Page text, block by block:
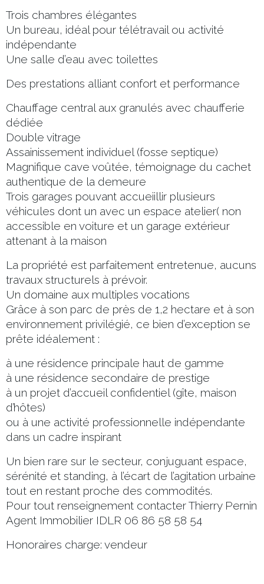
Trois chambres élégantes
Un bureau, idéal pour télétravail ou activité
indépendante
Une salle d’eau avec toilettes
Des prestations alliant confort et performance
Chauffage central aux granulés avec chaufferie
dédiée
Double vitrage
Assainissement individuel (fosse septique)
Magnifique cave voûtée, témoignage du cachet
authentique de la demeure
Trois garages pouvant accueiillir plusieurs
véhicules dont un avec un espace atelier( non
accessible en voiture et un garage extérieur
attenant à la maison
La propriété est parfaitement entretenue, aucuns
travaux structurels à prévoir.
Un domaine aux multiples vocations
Grâce à son parc de près de 1,2 hectare et à son
environnement privilégié, ce bien d’exception se
prête idéalement :
à une résidence principale haut de gamme
à une résidence secondaire de prestige
à un projet d’accueil confidentiel (gîte, maison
d’hôtes)
ou à une activité professionnelle indépendante
dans un cadre inspirant
Un bien rare sur le secteur, conjuguant espace,
sérénité et standing, à l’écart de l’agitation urbaine
tout en restant proche des commodités.
Pour tout renseignement contacter Thierry Pernin
Agent Immobilier IDLR 06 86 58 58 54
Honoraires charge: vendeur